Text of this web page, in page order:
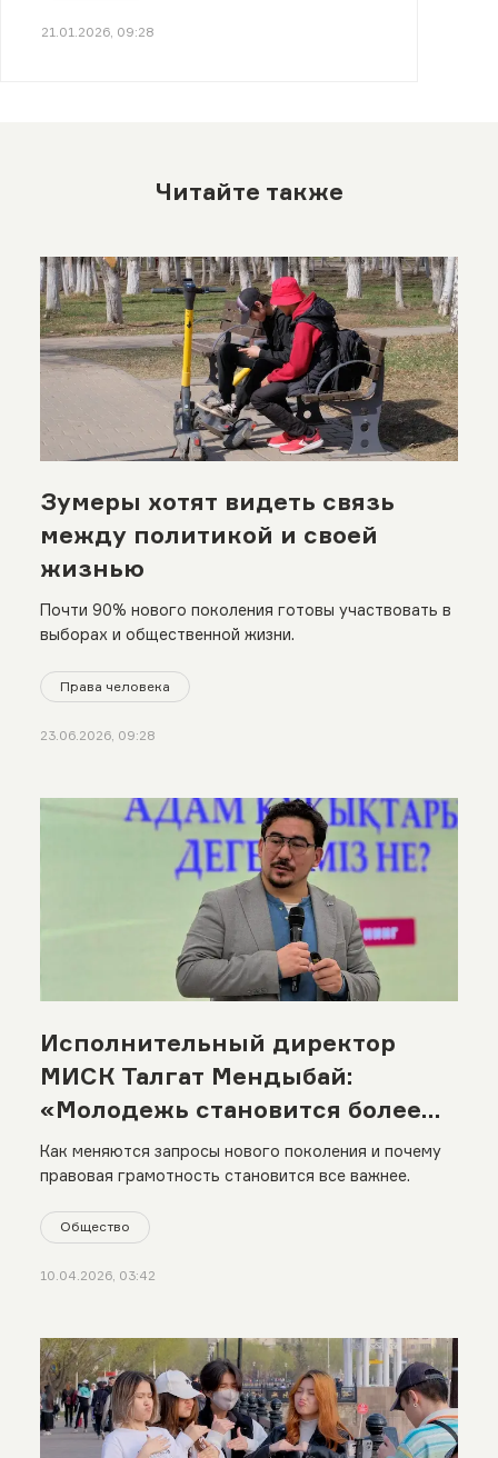
21.01.2026, 09:28
Читайте также
Зумеры хотят видеть связь
между политикой и своей
жизнью
Почти 90% нового поколения готовы участвовать в
выборах и общественной жизни.
Права человека
23.06.2026, 09:28
Исполнительный директор
МИСК Талгат Мендыбай:
«Молодежь становится более
осознанной и требовательной»
Как меняются запросы нового поколения и почему
правовая грамотность становится все важнее.
Общество
10.04.2026, 03:42